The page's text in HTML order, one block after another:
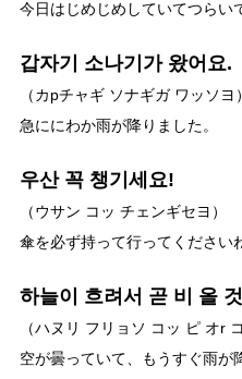
今日はじめじめしていてつらい
갑자기 소나기가 왔어요.
（カpチャギ ソナギガ ワッソヨ）
急ににわか雨が降りました。
우산 꼭 챙기세요!
（ウサン コッ チェンギセヨ）
傘を必ず持って行ってください
하늘이 흐려서 곧 비 올
（ハヌリ フリョソ コッ ピ オr
空が曇っていて、もうすぐ雨が